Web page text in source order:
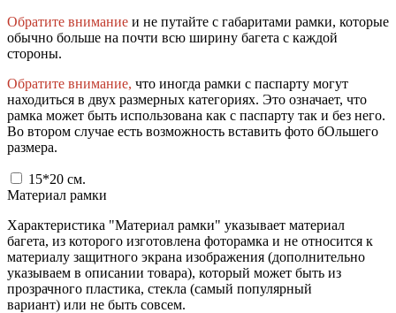
Обратите внимание и не путайте с габаритами рамки, которые
обычно больше на почти всю ширину багета с каждой
стороны.
Обратите внимание, что иногда рамки с паспарту могут
находиться в двух размерных категориях. Это означает, что
рамка может быть использована как с паспарту так и без него.
Во втором случае есть возможность вставить фото бОльшего
размера.
15*20 см.
Материал рамки
Характеристика "Материал рамки" указывает материал
багета, из которого изготовлена фоторамка и не относится к
материалу защитного экрана изображения (дополнительно
указываем в описании товара), который может быть из
прозрачного пластика, стекла (самый популярный
вариант) или не быть совсем.